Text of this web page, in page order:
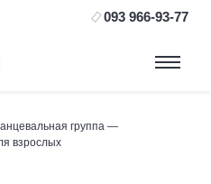
093 966-93-77
группа —
взрослых